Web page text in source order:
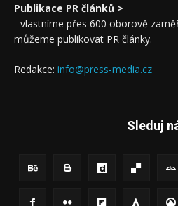
Publikace PR článků >
- vlastníme přes 600 oborově
můžeme publikovat PR články.
Redakce: info@press-media.cz
Sleduj